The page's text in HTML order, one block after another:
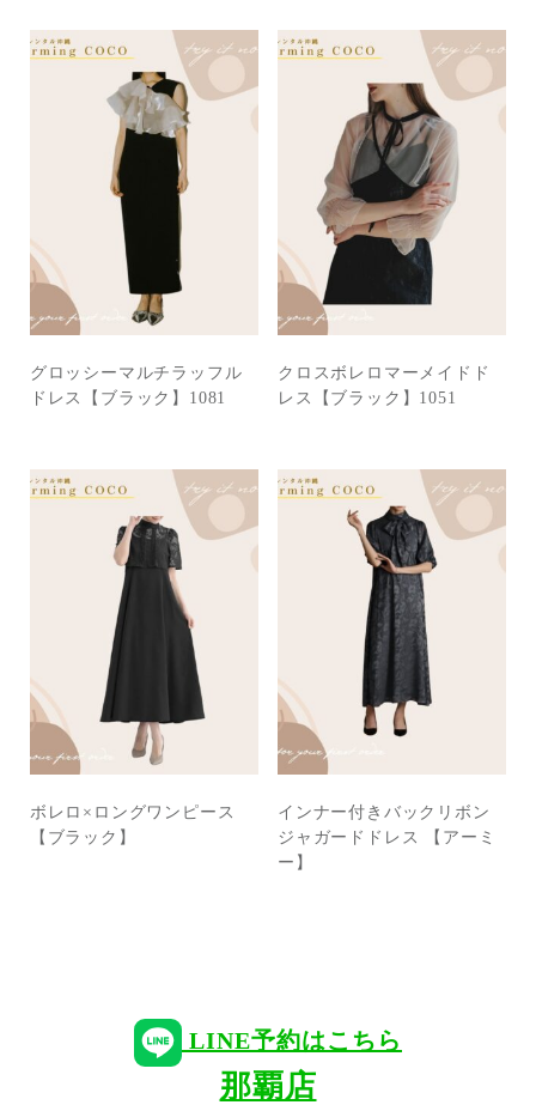
グロッシーマルチラッフル
ドレス【ブラック】1081
クロスボレロマーメイドド
レス【ブラック】1051
ボレロ×ロングワンピース
【ブラック】
インナー付きバックリボン
ジャガードドレス 【アーミ
ー】
LINE予約はこちら
那覇店